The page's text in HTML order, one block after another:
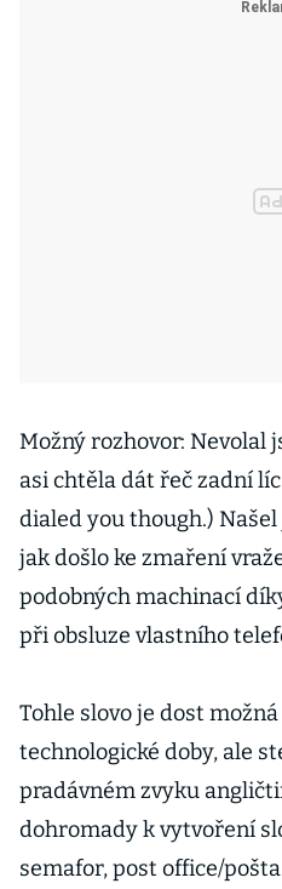
Možný rozhovor: Nevolal
asi chtěla dát řeč zadní
dialed you though.)
jak došlo ke zmaření
podobných machinací
při obsluze vlastního
Tohle slovo je dost
technologické doby, ale
pradávném zvyku
dohromady k vytvoření
semafor, post office/